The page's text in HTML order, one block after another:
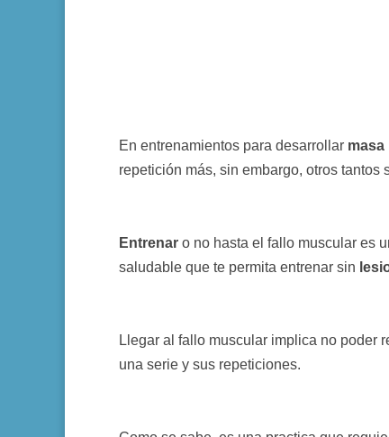
En entrenamientos para desarrollar masa
repetición más, sin embargo, otros
Entrenar o no hasta el fallo muscular es
saludable que te permita entrenar sin
Llegar al fallo muscular implica no poder
una serie y sus repeticiones.